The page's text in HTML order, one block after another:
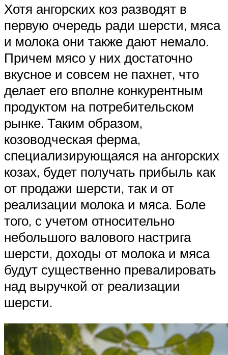
Хотя ангорских коз разводят в
первую очередь ради шерсти, мяса
и молока они также дают немало.
Причем мясо у них достаточно
вкусное и совсем не пахнет, что
делает его вполне конкурентным
продуктом на потребительском
рынке. Таким образом,
козоводческая ферма,
специализирующаяся на ангорских
козах, будет получать прибыль как
от продажи шерсти, так и от
реализации молока и мяса. Боле
того, с учетом относительно
небольшого валового настрига
шерсти, доходы от молока и мяса
будут существенно превалировать
над выручкой от реализации
шерсти.